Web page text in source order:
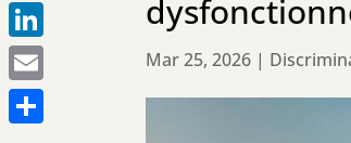
Mar 25, 2026 |
WhatsApp
LinkedIn
Email